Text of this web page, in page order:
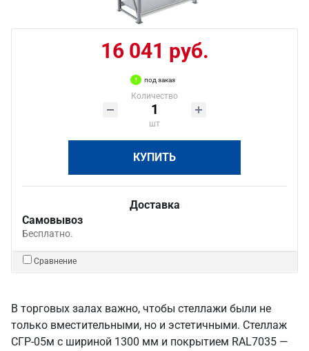
16 041 руб.
под заказ
Количество
шт
КУПИТЬ
Доставка
Самовывоз
Бесплатно.
Сравнение
В торговых залах важно, чтобы стеллажи были не
только вместительными, но и эстетичными. Стеллаж
СГР-05м с шириной 1300 мм и покрытием RAL7035 —